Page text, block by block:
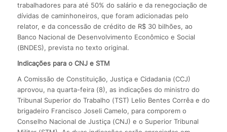
trabalhadores para até 50% do salário e da renegociação de
dívidas de caminhoneiros, que foram adicionadas pelo
relator, e da concessão de crédito de R$ 30 bilhões, ao
Banco Nacional de Desenvolvimento Econômico e Social
(BNDES), prevista no texto original.
Indicações para o CNJ e STM
A Comissão de Constituição, Justiça e Cidadania (CCJ)
aprovou, na quarta-feira (8), as indicações do ministro do
Tribunal Superior do Trabalho (TST) Lelio Bentes Corrêa e do
brigadeiro Francisco Joseli Camelo, para comporem o
Conselho Nacional de Justiça (CNJ) e o Superior Tribunal